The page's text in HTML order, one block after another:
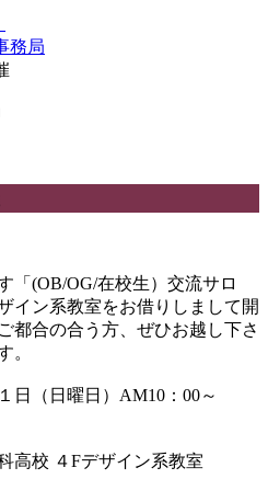
務局
「(OB/OG/在校生）交流サロ
イン系教室をお借りしまして開
合の合う方、ぜひお越し下さ
。
日（日曜日）AM10：00～
校 ４Fデザイン系教室